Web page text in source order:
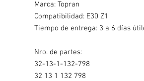
Marca: Topran
Compatibilidad: E30 Z1
Tiempo de entrega: 3 a 6 días
Nro. de partes:
32-13-1-132-798
32 13 1 132 798